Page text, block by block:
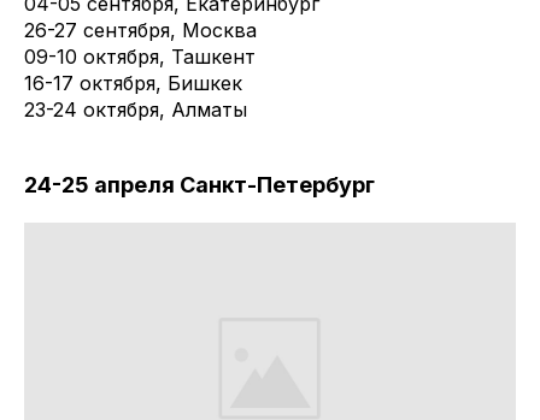
26-27 сентября, Москва
09-10 октября, Ташкент
16-17 октября, Бишкек
23-24 октября, Алматы
24-25 апреля Санкт-Петербург